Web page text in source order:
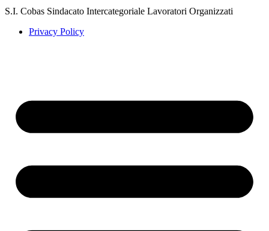
S.I. Cobas Sindacato Intercategoriale Lavoratori Organizzati
Privacy Policy